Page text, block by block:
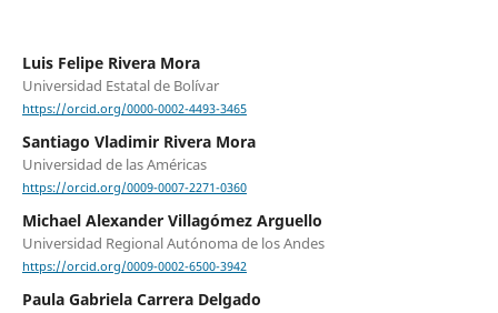
Luis Felipe Rivera Mora
Universidad Estatal de Bolívar
https://orcid.org/0000-0002-4493-3465
Santiago Vladimir Rivera Mora
Universidad de las Américas
https://orcid.org/0009-0007-2271-0360
Michael Alexander Villagómez Arguello
Universidad Regional Autónoma de los Andes
https://orcid.org/0009-0002-6500-3942
Paula Gabriela Carrera Delgado